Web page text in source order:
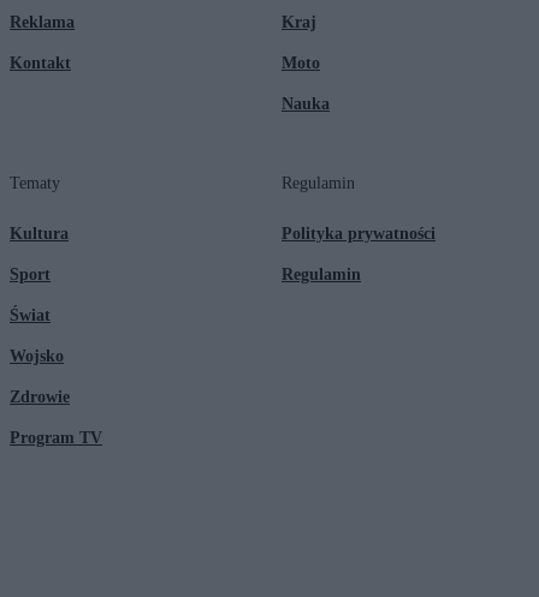
Reklama
Kontakt
Kraj
Moto
Nauka
Tematy
Kultura
Sport
Świat
Wojsko
Zdrowie
Program TV
Regulamin
Polityka prywatności
Regulamin